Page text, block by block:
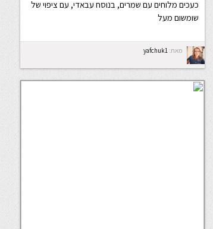
כעכים מלוחים עם שמרים, בנוסח עבאדי, עם ציפוי של
שומשום מעל
מאת: yafchuk1